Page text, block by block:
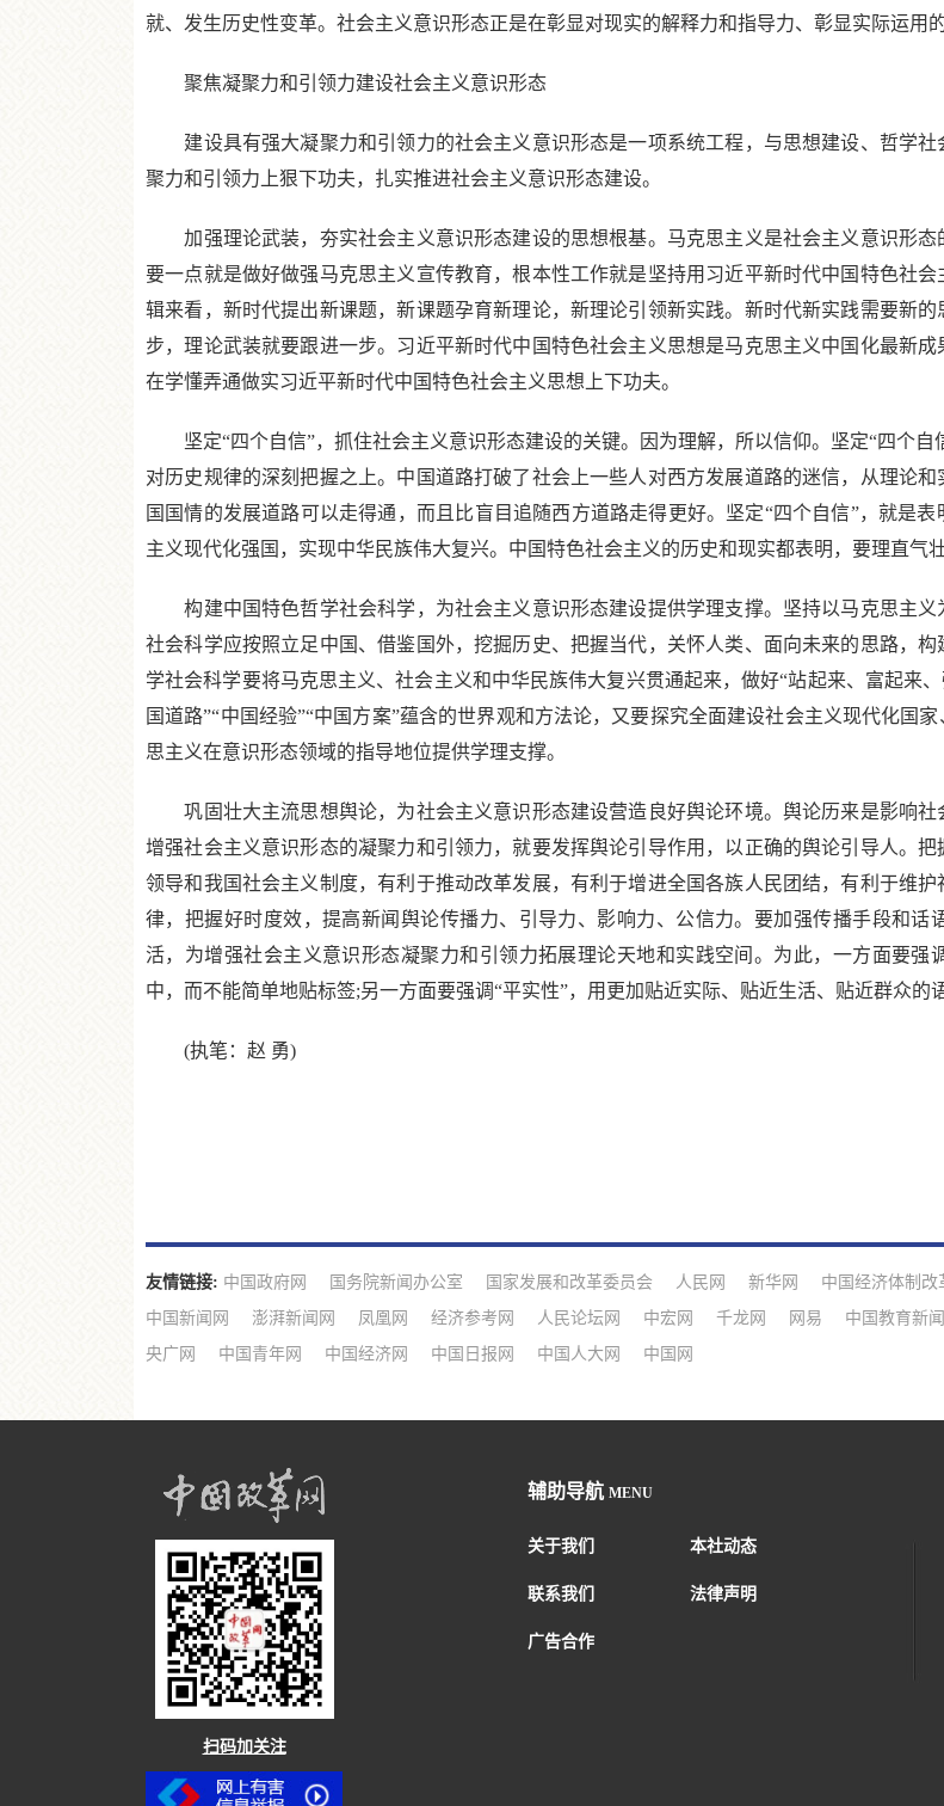
就、发生历史性变革。社会主义意识形态正是在彰显对现实的解释力和指导力、彰显实际运用
聚焦凝聚力和引领力建设社会主义意识形态
建设具有强大凝聚力和引领力的社会主义意识形态是一项系统工程，与思想建设、哲学社
聚力和引领力上狠下功夫，扎实推进社会主义意识形态建设。
加强理论武装，夯实社会主义意识形态建设的思想根基。马克思主义是社会主义意识形态
要一点就是做好做强马克思主义宣传教育，根本性工作就是坚持用习近平新时代中国特色社
辑来看，新时代提出新课题，新课题孕育新理论，新理论引领新实践。新时代新实践需要新
步，理论武装就要跟进一步。习近平新时代中国特色社会主义思想是马克思主义中国化最新
在学懂弄通做实习近平新时代中国特色社会主义思想上下功夫。
坚定“四个自信”，抓住社会主义意识形态建设的关键。因为理解，所以信仰。坚定“四个自
对历史规律的深刻把握之上。中国道路打破了社会上一些人对西方发展道路的迷信，从理论
国国情的发展道路可以走得通，而且比盲目追随西方道路走得更好。坚定“四个自信”，就是
主义现代化强国，实现中华民族伟大复兴。中国特色社会主义的历史和现实都表明，要理直气壮
构建中国特色哲学社会科学，为社会主义意识形态建设提供学理支撑。坚持以马克思主义
社会科学应按照立足中国、借鉴国外，挖掘历史、把握当代，关怀人类、面向未来的思路，
学社会科学要将马克思主义、社会主义和中华民族伟大复兴贯通起来，做好“站起来、富起来
国道路”“中国经验”“中国方案”蕴含的世界观和方法论，又要探究全面建设社会主义现代化国
思主义在意识形态领域的指导地位提供学理支撑。
巩固壮大主流思想舆论，为社会主义意识形态建设营造良好舆论环境。舆论历来是影响社
增强社会主义意识形态的凝聚力和引领力，就要发挥舆论引导作用，以正确的舆论引导人。
领导和我国社会主义制度，有利于推动改革发展，有利于增进全国各族人民团结，有利于维
律，把握好时度效，提高新闻舆论传播力、引导力、影响力、公信力。要加强传播手段和话
活，为增强社会主义意识形态凝聚力和引领力拓展理论天地和实践空间。为此，一方面要
中，而不能简单地贴标签;另一方面要强调“平实性”，用更加贴近实际、贴近生活、贴近群众的
(执笔：赵 勇)
友情链接: 中国政府网 国务院新闻办公室 国家发展和改革委员会 人民网 新华网 中国经济体制改
中国新闻网
澎湃新闻网 凤凰网 经济参考网 人民论坛网 中宏网 千龙网 网易 中国教育新
央广网
中国青年网 中国经济网 中国日报网 中国人大网 中国网
扫码加关注
辅助导航 MENU
关于我们 本社动态
联系我们 法律声明
广告合作